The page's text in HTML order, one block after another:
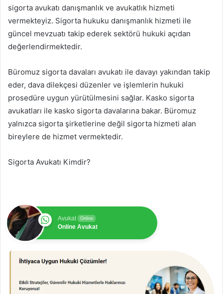
sigorta avukatı danışmanlık ve avukatlık hizmeti
vermekteyiz. Sigorta hukuku danışmanlık hizmeti ile
güncel mevzuatı takip ederek sektörü hukuki açıdan
değerlendirmektedir.
Büromuz sigorta davaları avukatı ile davayı yakından takip
eder, dava dilekçesi düzenler ve işlemlerin hukuki
prosedüre uygun yürütülmesini sağlar. Kasko sigorta
avukatları ile kasko sigorta davalarına bakar. Büromuz
yalnızca sigorta şirketlerine değil sigorta hizmeti alan
bireylere de hizmet vermektedir.
Sigorta Avukatı Kimdir?
Avukat Online
Online Avukat